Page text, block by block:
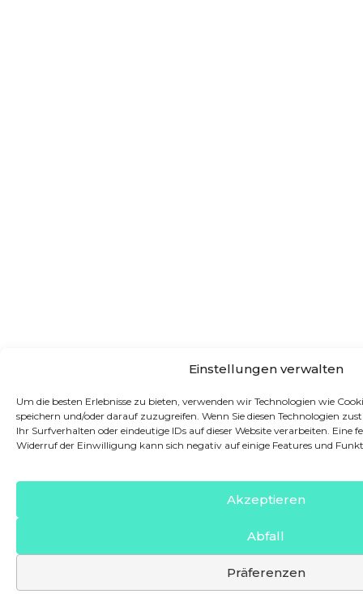
Einstellungen verwalten
Um die besten Erlebnisse zu bieten, verwenden wir Technologien wie
speichern und/oder darauf zuzugreifen. Wenn Sie diesen Technologien
Ihr Surfverhalten oder eindeutige IDs auf dieser Website verarbeiten. Eine
Widerruf der Einwilligung kann sich negativ auf einige Features und
Akzeptieren
Abfall
Präferenzen